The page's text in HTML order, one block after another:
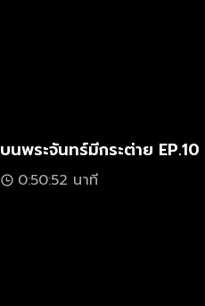
บนพระจันทร์มีกระต่าย EP.10
0:50:52 นาที